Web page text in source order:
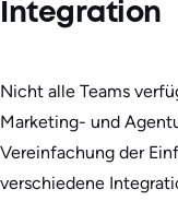
Integration
Nicht alle Teams
Marketing- und
Vereinfachung der
verschiedene